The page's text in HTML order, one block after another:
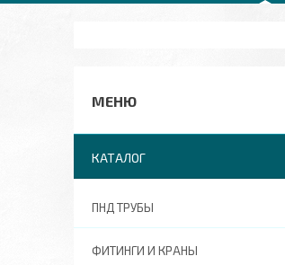
КАТАЛОГ
ПНД ТРУБЫ
ФИТИНГИ И КРАНЫ